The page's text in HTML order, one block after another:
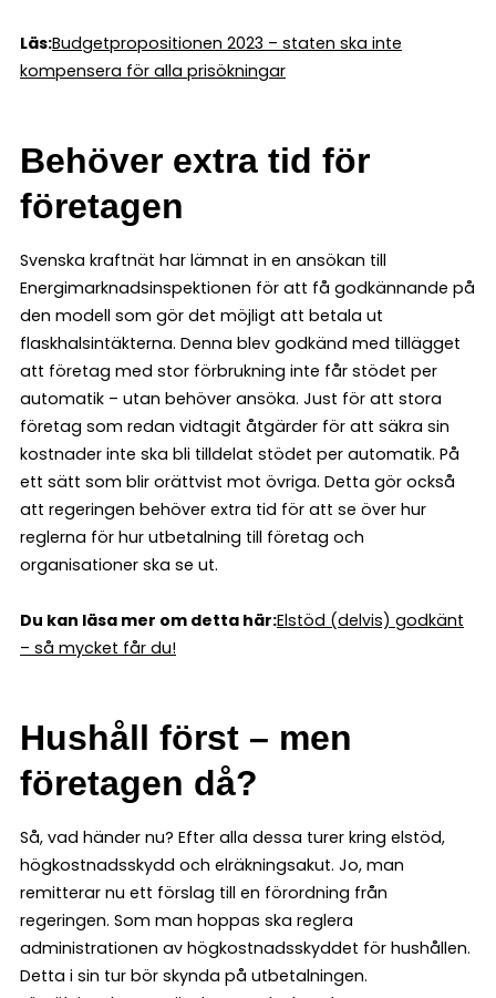
Läs:Budgetpropositionen 2023 – staten ska inte
kompensera för alla prisökningar
Behöver extra tid för
företagen
Svenska kraftnät har lämnat in en ansökan till
Energimarknadsinspektionen för att få godkännande på
den modell som gör det möjligt att betala ut
flaskhalsintäkterna. Denna blev godkänd med tillägget
att företag med stor förbrukning inte får stödet per
automatik – utan behöver ansöka. Just för att stora
företag som redan vidtagit åtgärder för att säkra sin
kostnader inte ska bli tilldelat stödet per automatik. På
ett sätt som blir orättvist mot övriga. Detta gör också
att regeringen behöver extra tid för att se över hur
reglerna för hur utbetalning till företag och
organisationer ska se ut.
Du kan läsa mer om detta här:Elstöd (delvis) godkänt
– så mycket får du!
Hushåll först – men
företagen då?
Så, vad händer nu? Efter alla dessa turer kring elstöd,
högkostnadsskydd och elräkningsakut. Jo, man
remitterar nu ett förslag till en förordning från
regeringen. Som man hoppas ska reglera
administrationen av högkostnadsskyddet för hushållen.
Detta i sin tur bör skynda på utbetalningen.